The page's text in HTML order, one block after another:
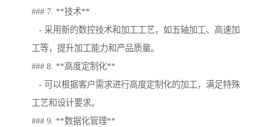
### 7. **技术**
- 采用新的数控技术和加工工艺，如五轴加工、高速加
工等，提升加工能力和产品质量。
### 8. **高度定制化**
- 可以根据客户需求进行高度定制化的加工，满足特殊
工艺和设计要求。
### 9. **数据化管理**